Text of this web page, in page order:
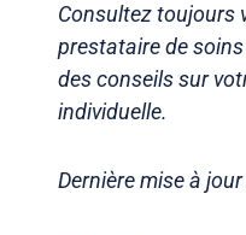
Consultez toujours
prestataire de
des conseils sur
individuelle.
Dernière mise à